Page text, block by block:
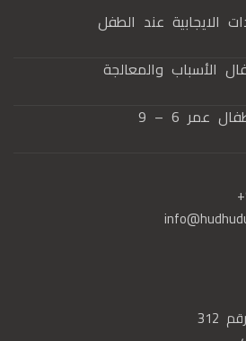
الايجابية عند الطفل
الأسباب والمعالجة
عمر 6 – 9